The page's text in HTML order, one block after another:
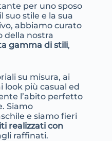
per uno sposo
stile e la sua
abbiamo curato
nostra
gamma di stili,
su misura, ai
look più casual ed
l’abito perfetto
Siamo
e siamo fieri
realizzati con
raffinati.